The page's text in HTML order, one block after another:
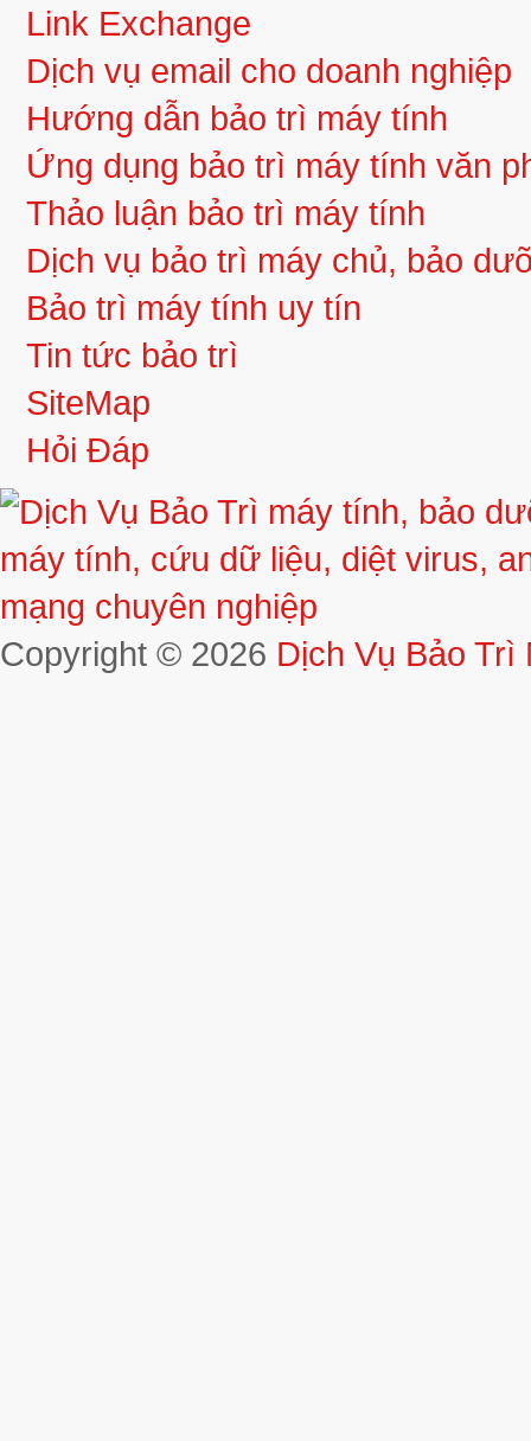
Link Exchange
Dịch vụ email cho doanh nghiệp
Hướng dẫn bảo trì máy tính
Ứng dụng bảo trì máy tính văn
Thảo luận bảo trì máy tính
Dịch vụ bảo trì máy chủ, bảo
Bảo trì máy tính uy tín
Tin tức bảo trì
SiteMap
Hỏi Đáp
Copyright © 2026 Dịch Vụ Bảo Trì